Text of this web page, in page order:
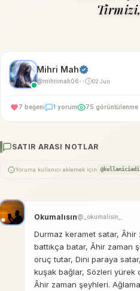
Mihri Mah
@mihrimah06 • • 02 Jun
7 beğeni 1 yorum 75 görüntülenme
SATIR ARASI NOTLAR
Yoruma kullanıcı eklemek için @kullaniciadi
Okumalısın@_okumalisin_
Durmaz keramet satar, Âhir
battıkça batar, Âhir zaman
oruç tutar, Dini paraya
kuşak bağlar, Sözleri yürek
Âhir zaman şeyhleri.